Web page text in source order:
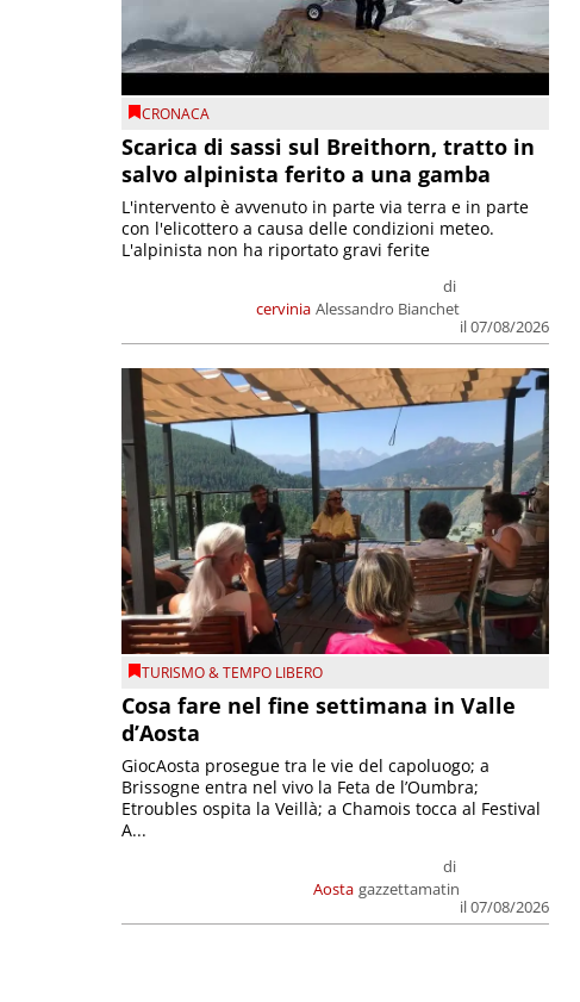
CRONACA
Scarica di sassi sul Breithorn, tratto in
salvo alpinista ferito a una gamba
cervinia
di
Alessandro Bianchet
il 07/08/2026
L'intervento è avvenuto in parte via terra e in parte
con l'elicottero a causa delle condizioni meteo.
L'alpinista non ha riportato gravi ferite
TURISMO & TEMPO LIBERO
Cosa fare nel fine settimana in Valle
d’Aosta
Aosta
di
gazzettamatin
il 07/08/2026
GiocAosta prosegue tra le vie del capoluogo; a
Brissogne entra nel vivo la Feta de l’Oumbra;
Etroubles ospita la Veillà; a Chamois tocca al Festival
A...